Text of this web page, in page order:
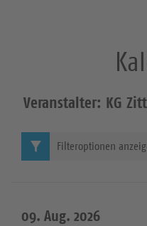
Veranstalter: KG
09. Aug. 2026
Filteroptionen